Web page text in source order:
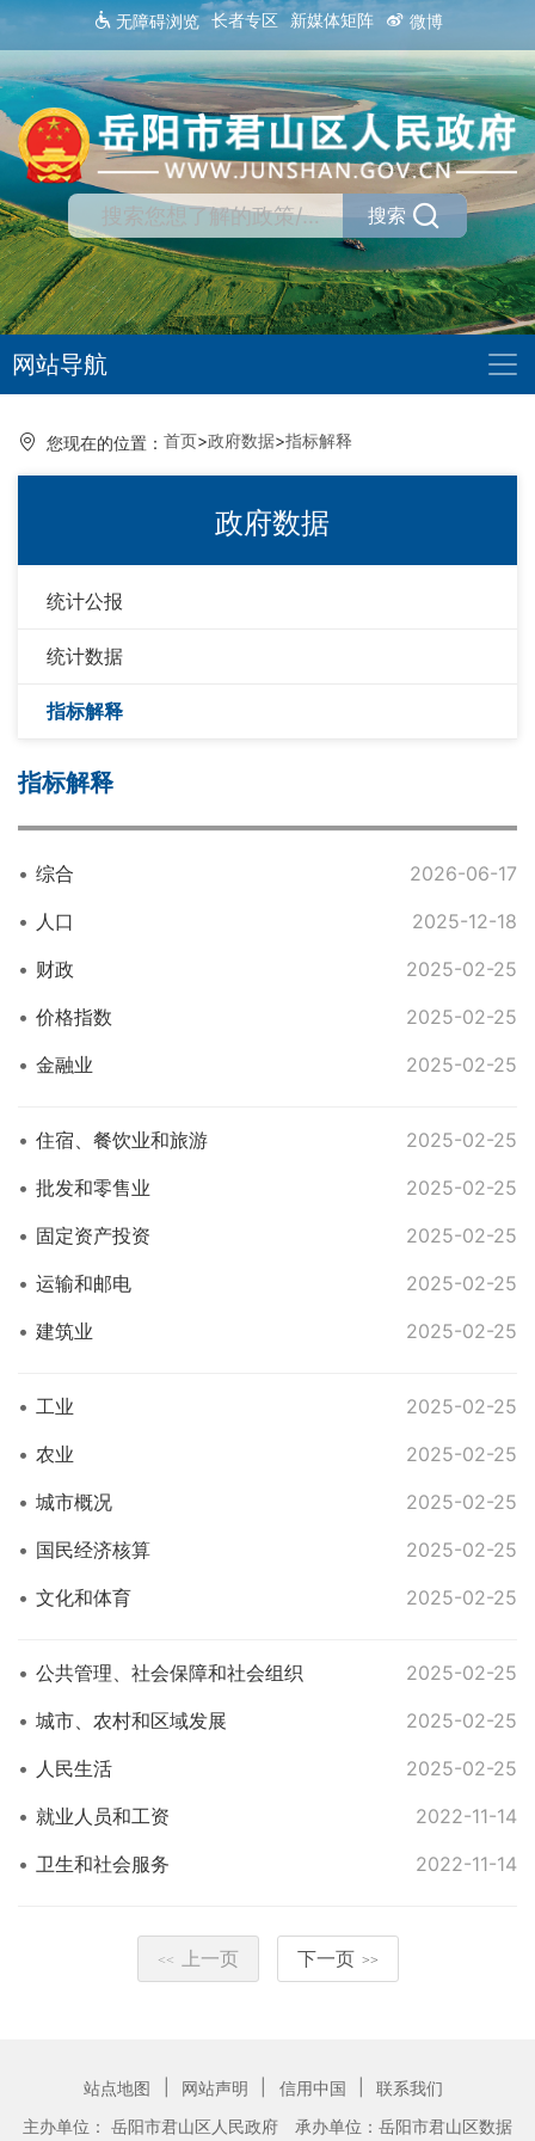
无障碍浏览 长者专区 新媒体矩阵 微博
搜索
网站导航
您现在的位置： 首页>政府数据>指标解释
政府数据
统计公报
统计数据
指标解释
指标解释
综合
2026-06-17
人口
2025-12-18
财政
2025-02-25
价格指数
2025-02-25
金融业
2025-02-25
住宿、餐饮业和旅游
2025-02-25
批发和零售业
2025-02-25
固定资产投资
2025-02-25
运输和邮电
2025-02-25
建筑业
2025-02-25
工业
2025-02-25
农业
2025-02-25
城市概况
2025-02-25
国民经济核算
2025-02-25
文化和体育
2025-02-25
公共管理、社会保障和社会组织
2025-02-25
城市、农村和区域发展
2025-02-25
人民生活
2025-02-25
就业人员和工资
2022-11-14
卫生和社会服务
2022-11-14
<< 上一页 下一页 >>
站点地图 网站声明 信用中国
联系我们
主办单位： 岳阳市君山区人民政府
承办单位：岳阳市君山区数据